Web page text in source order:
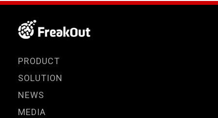
PRODUCT
SOLUTION
NEWS
MEDIA